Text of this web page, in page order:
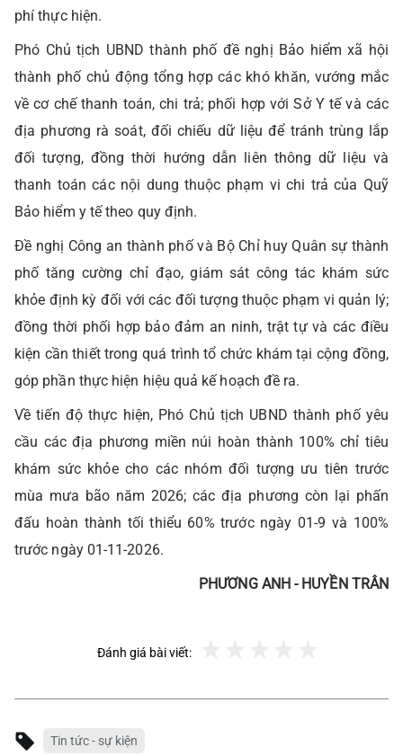
phí thực hiện.
Phó Chủ tịch UBND thành phố đề nghị Bảo hiểm xã hội
thành phố chủ động tổng hợp các khó khăn, vướng mắc
về cơ chế thanh toán, chi trả; phối hợp với Sở Y tế và các
địa phương rà soát, đối chiếu dữ liệu để tránh trùng lắp
đối tượng, đồng thời hướng dẫn liên thông dữ liệu và
thanh toán các nội dung thuộc phạm vi chi trả của Quỹ
Bảo hiểm y tế theo quy định.
Đề nghị Công an thành phố và Bộ Chỉ huy Quân sự thành
phố tăng cường chỉ đạo, giám sát công tác khám sức
khỏe định kỳ đối với các đối tượng thuộc phạm vi quản lý;
đồng thời phối hợp bảo đảm an ninh, trật tự và các điều
kiện cần thiết trong quá trình tổ chức khám tại cộng đồng,
góp phần thực hiện hiệu quả kế hoạch đề ra.
Về tiến độ thực hiện, Phó Chủ tịch UBND thành phố yêu
cầu các địa phương miền núi hoàn thành 100% chỉ tiêu
khám sức khỏe cho các nhóm đối tượng ưu tiên trước
mùa mưa bão năm 2026; các địa phương còn lại phấn
đấu hoàn thành tối thiểu 60% trước ngày 01-9 và 100%
trước ngày 01-11-2026.
PHƯƠNG ANH - HUYỀN TRÂN
Đánh giá bài viết:
Tin tức - sự kiện